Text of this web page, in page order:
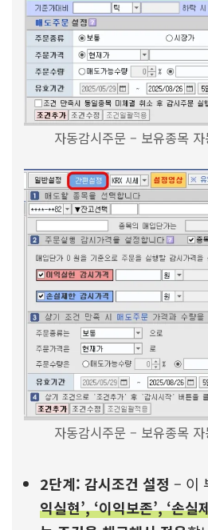
자동감시주문 – 보유종목
자동감시주문 – 보유종목
2단계: 감시조건 설정 – 이
익실현’, ‘이익보존’, ‘손실